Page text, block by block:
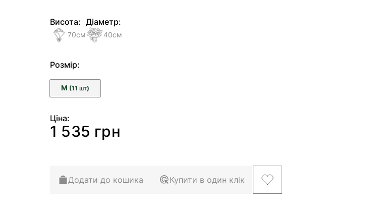
Висота:
70см
Діаметр:
40см
Розмір:
M (11 ШТ)
Ціна:
1 535 грн
Додати до кошика Купити в один клік